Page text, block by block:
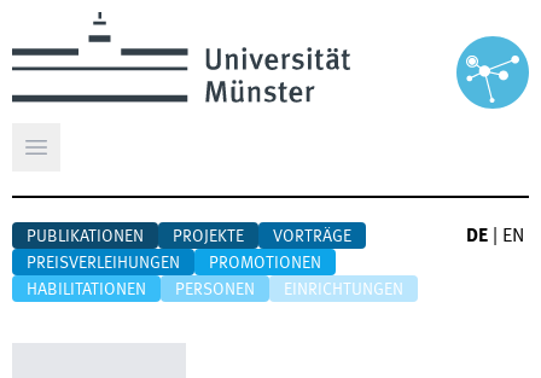
Hauptmenü öffnen
PUBLIKATIONEN PROJEKTE
VORTRÄGE
PREISVERLEIHUNGEN
PROMOTIONEN
HABILITATIONEN
PERSONEN EINRICHTUNGEN
DE EN